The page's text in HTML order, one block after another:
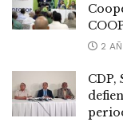
2
CDP,